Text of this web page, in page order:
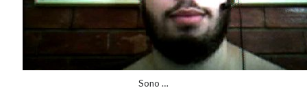
Sono …